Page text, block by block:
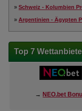
»Schweiz - Kolumbien
»Argentinien - Ägypten
Top 7
→ NEO.bet